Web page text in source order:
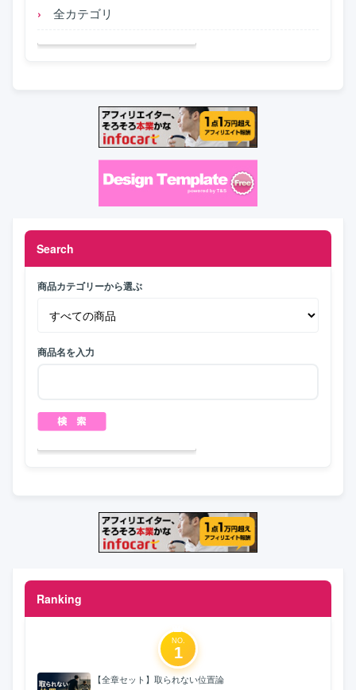
全カテゴリ
Search
商品カテゴリーから選ぶ
商品名を入力
Ranking
NO.
1
【全章セット】取られない位置論